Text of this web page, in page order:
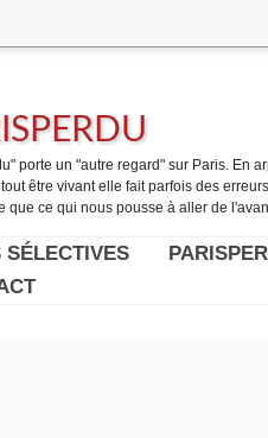
porte un "autre regard" sur Paris. En
être vivant elle fait parfois des
que ce qui nous pousse à aller de
SÉLECTIVES